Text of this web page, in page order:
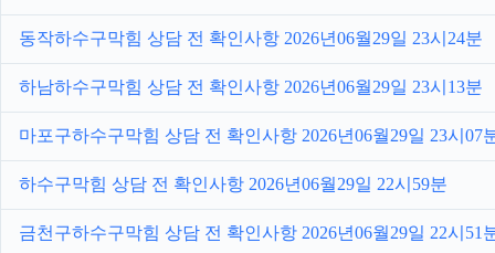
동작하수구막힘 상담 전 확인사항 2026년06월29일 23시24분
하남하수구막힘 상담 전 확인사항 2026년06월29일 23시13분
마포구하수구막힘 상담 전 확인사항 2026년06월29일 23시07
하수구막힘 상담 전 확인사항 2026년06월29일 22시59분
금천구하수구막힘 상담 전 확인사항 2026년06월29일 22시51